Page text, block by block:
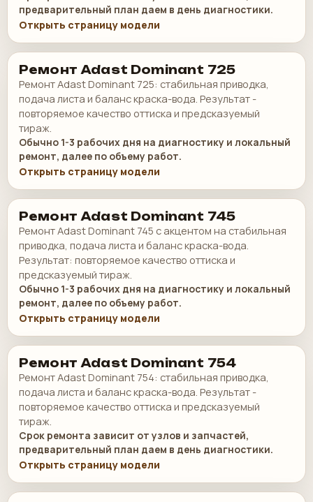
предварительный план даем в день диагностики.
Открыть страницу модели
Ремонт Adast Dominant 725
Ремонт Adast Dominant 725: стабильная приводка,
подача листа и баланс краска-вода. Результат -
повторяемое качество оттиска и предсказуемый
тираж.
Обычно 1-3 рабочих дня на диагностику и локальный
ремонт, далее по объему работ.
Открыть страницу модели
Ремонт Adast Dominant 745
Ремонт Adast Dominant 745 с акцентом на стабильная
приводка, подача листа и баланс краска-вода.
Результат: повторяемое качество оттиска и
предсказуемый тираж.
Обычно 1-3 рабочих дня на диагностику и локальный
ремонт, далее по объему работ.
Открыть страницу модели
Ремонт Adast Dominant 754
Ремонт Adast Dominant 754: стабильная приводка,
подача листа и баланс краска-вода. Результат -
повторяемое качество оттиска и предсказуемый
тираж.
Срок ремонта зависит от узлов и запчастей,
предварительный план даем в день диагностики.
Открыть страницу модели